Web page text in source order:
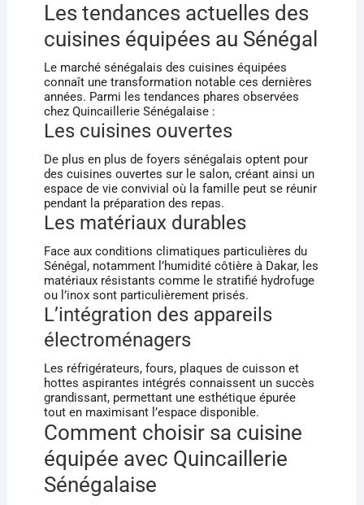
Les tendances actuelles des
cuisines équipées au Sénégal
Le marché sénégalais des cuisines équipées
connaît une transformation notable ces dernières
années. Parmi les tendances phares observées
chez Quincaillerie Sénégalaise :
Les cuisines ouvertes
De plus en plus de foyers sénégalais optent pour
des cuisines ouvertes sur le salon, créant ainsi un
espace de vie convivial où la famille peut se réunir
pendant la préparation des repas.
Les matériaux durables
Face aux conditions climatiques particulières du
Sénégal, notamment l’humidité côtière à Dakar, les
matériaux résistants comme le stratifié hydrofuge
ou l’inox sont particulièrement prisés.
L’intégration des appareils
électroménagers
Les réfrigérateurs, fours, plaques de cuisson et
hottes aspirantes intégrés connaissent un succès
grandissant, permettant une esthétique épurée
tout en maximisant l’espace disponible.
Comment choisir sa cuisine
équipée avec Quincaillerie
Sénégalaise